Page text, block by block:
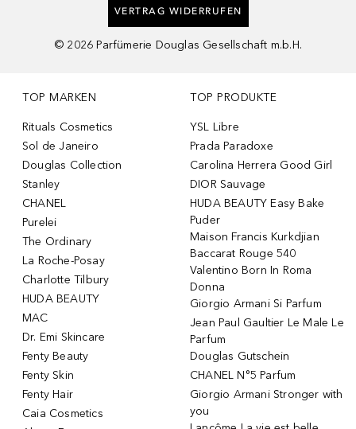
VERTRAG WIDERRUFEN
© 2026 Parfümerie Douglas Gesellschaft m.b.H.
TOP MARKEN
Rituals Cosmetics
Sol de Janeiro
Douglas Collection
Stanley
CHANEL
Purelei
The Ordinary
La Roche-Posay
Charlotte Tilbury
HUDA BEAUTY
MAC
Dr. Emi Skincare
Fenty Beauty
Fenty Skin
Fenty Hair
Caia Cosmetics
TOP PRODUKTE
YSL Libre
Prada Paradoxe
Carolina Herrera Good Girl
DIOR Sauvage
HUDA BEAUTY Easy Bake
Puder
Maison Francis Kurkdjian
Baccarat Rouge 540
Valentino Born In Roma
Donna
Giorgio Armani Si Parfum
Jean Paul Gaultier Le Male Le
Parfum
Douglas Gutschein
CHANEL N°5 Parfum
Giorgio Armani Stronger with
you